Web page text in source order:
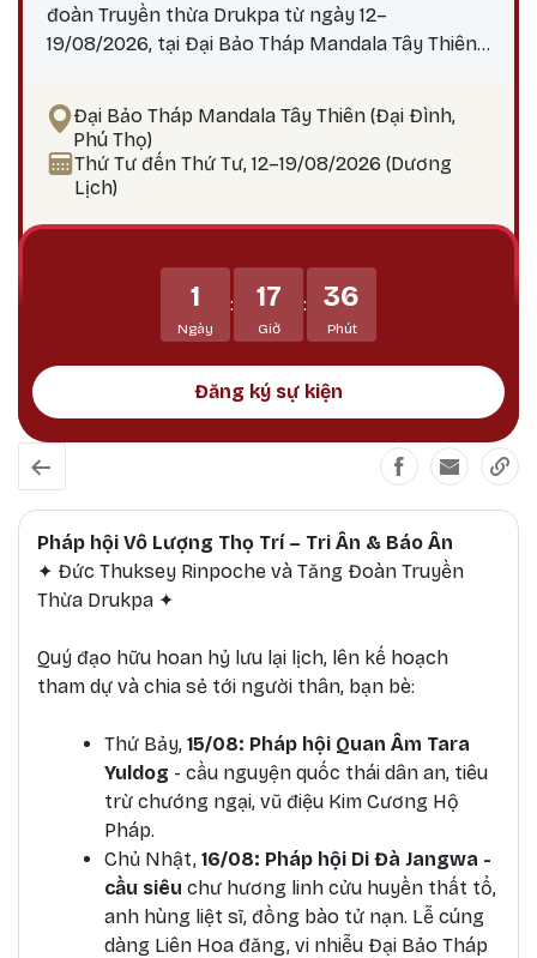
đoàn Truyền thừa Drukpa từ ngày 12–
19/08/2026, tại Đại Bảo Tháp Mandala Tây Thiên,
thống Kim Cương thừa để cầu an, cầu siêu, tiêu
trừ chướng ngại, tăng trưởng phúc thọ và hồi
hướng công đức báo đáp Tứ Trọng Ân. Đặc biệt,
trong khuôn khổ Pháp hội sẽ diễn ra Đại lễ
Kim Cương thừa - hướng về chư anh hùng liệt sĩ,
chiến sĩ trận vong và đồng bào tử nạn trên mọi
miền Tổ quốc và những người đã ngã xuống khi
đồng bào cùng hành hương về thánh địa linh
thiêng Đại Bảo Tháp Mandala Tây Thiên và tham
dự Pháp hội đặc biệt trong mùa Tri ân - Bảo ân
tháng 7 (âm lịch) này
Đại Bảo Tháp Mandala Tây Thiên (Đại Đình,
Phú Thọ)
Thứ Tư đến Thứ Tư, 12–19/08/2026 (Dương
Lịch)
1
Ngày
: 17
Giờ
: 36
Phút
Đăng ký sự kiện
Pháp hội Vô Lượng Thọ Trí – Tri Ân & Báo Ân
✦ Đức Thuksey Rinpoche và Tăng Đoàn Truyền
Thừa Drukpa ✦
Quý đạo hữu hoan hỷ lưu lại lịch, lên kế hoạch
tham dự và chia sẻ tới người thân, bạn bè:
Thứ Bảy, 15/08: Pháp hội Quan Âm Tara
Yuldog - cầu nguyện quốc thái dân an, tiêu
trừ chướng ngại, vũ điệu Kim Cương Hộ
Pháp.
Chủ Nhật, 16/08: Pháp hội Di Đà Jangwa -
cầu siêu chư hương linh cửu huyền thất tổ,
anh hùng liệt sĩ, đồng bào tử nạn. Lễ cúng
dàng Liên Hoa đăng, vi nhiễu Đại Bảo Tháp